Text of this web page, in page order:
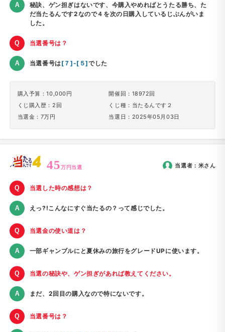
秘訣、ゲン担ぎはないです、今購入やめればとうたる勝ち、た
だ当たるんです2なので４を次の日購入しているじぶんがいま
した。
当選番号は？
当選番号は[７]-[５]でした
購入予算：10,000円
くじ購入歴：2回
当選金：7万円
開催回：18972回
くじ種：当たるんです２
当選日：2025年05月03日
45万円当選 当選者： 米さん
当選した時の感想は？
えっ?!こんなにすぐ当たるの？って感じでした。
当選金の使い道は？
一部ギャンブルにと夏休みの旅行をグレードUPに使います。
当選の秘訣や、ゲン担ぎがあれば教えてください。
まだ、2回目の購入なので特にないです。
当選番号は？